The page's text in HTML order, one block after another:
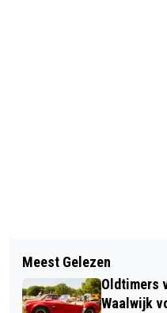
HOVERBOARDS
TIJDENS
LEZING: LEREN
JE HOND
Meest Gelezen
Oldtimers
Waalwijk